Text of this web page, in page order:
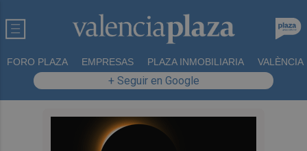
FORO PLAZA EMPRESAS PLAZA INMOBILIARIA VALÈNCIA
+ Seguir en Google